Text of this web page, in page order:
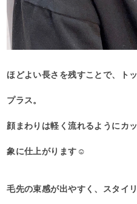
ほどよい長さを残すことで、ト
プラス。
顔まわりは軽く流れるようにカ
象に仕上がります☺️
毛先の束感が出やすく、スタイ